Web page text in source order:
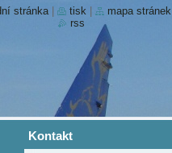
Kontakt
stránka tisk mapa stránek
rss